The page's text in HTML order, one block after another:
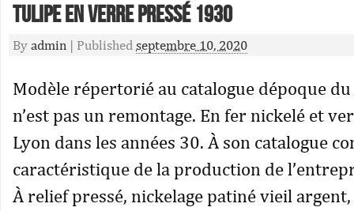
Tulipe En Verre Pressé 1930
By admin | Published septembre 10, 2020
Modèle répertorié au catalogue dépoque
n’est pas un remontage. En fer nickelé et
Lyon dans les années 30. À son catalogue
caractéristique de la production de
À relief pressé, nickelage patiné vieil